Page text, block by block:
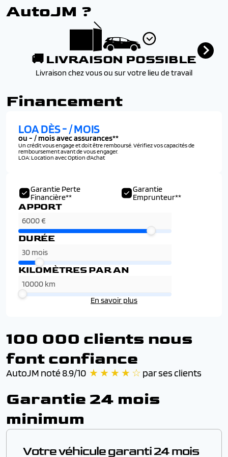
AutoJM ?
🚚 LIVRAISON POSSIBLE
Livraison chez vous ou sur votre lieu de travail
Financement
Garantie Perte
Financière**
Garantie
Emprunteur**
APPORT
DURÉE
KILOMÈTRES PAR AN
En savoir plus
LOA DÈS-/ MOIS
ou - / mois avec assurances**
Un crédit vous engage et doit être remboursé. Vérifiez vos capacités de
remboursement avant de vous engager.
LOA: Location avec Option d'Achat
100 000 clients nous
font confiance
AutoJM noté 8.9/10 ★ ★ ★ ★ ☆ par ses clients
Garantie 24 mois
minimum
Votre véhicule garanti 24 mois